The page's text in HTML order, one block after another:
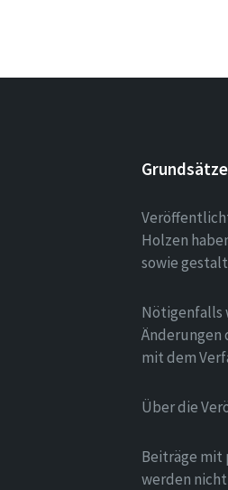
Holzen
sowie
Nötigenfalls
Änderungen
mit dem
Über die
Beiträge
werden